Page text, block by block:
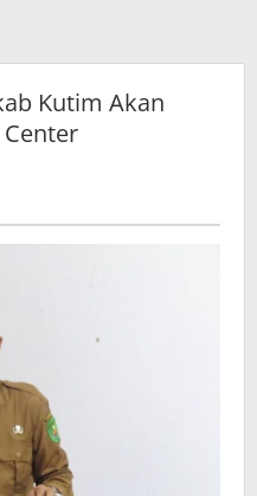
Kutim Akan